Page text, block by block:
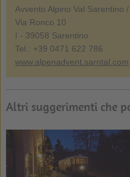
Avvento Alpino Val Sarentino
Via Ronco 10
I - 39058 Sarentino
Tel.: +39 0471 622 786
www.alpenadvent.sarntal.com
Altri suggerimenti che